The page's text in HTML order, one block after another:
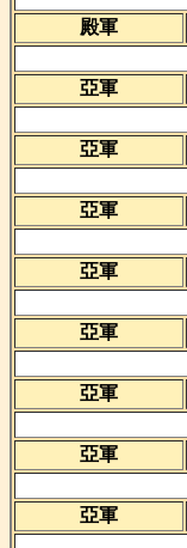
殿軍
亞軍
亞軍
亞軍
亞軍
亞軍
亞軍
亞軍
亞軍